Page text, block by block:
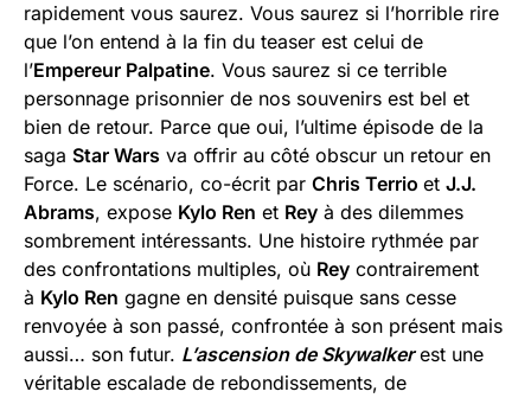
rapidement vous saurez. Vous saurez si l’horrible rire
que l’on entend à la fin du teaser est celui de
l’Empereur Palpatine. Vous saurez si ce terrible
personnage prisonnier de nos souvenirs est bel et
bien de retour. Parce que oui, l’ultime épisode de la
saga Star Wars va offrir au côté obscur un retour en
Force. Le scénario, co-écrit par Chris Terrio et J.J.
Abrams, expose Kylo Ren et Rey à des dilemmes
sombrement intéressants. Une histoire rythmée par
des confrontations multiples, où Rey contrairement
à Kylo Ren gagne en densité puisque sans cesse
renvoyée à son passé, confrontée à son présent mais
aussi… son futur. L’ascension de Skywalkerest une
véritable escalade de rebondissements, de